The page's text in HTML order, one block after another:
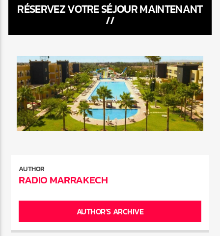
RÉSERVEZ VOTRE SÉJOUR MAINTENANT
//
AUTHOR
RADIO MARRAKECH
AUTHOR'S ARCHIVE